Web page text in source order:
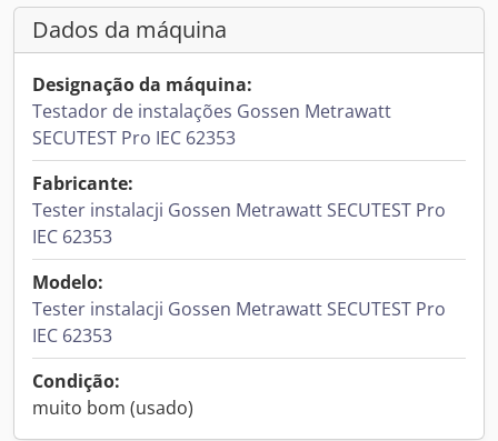
Dados da máquina
Designação da máquina:
Testador de instalações Gossen Metrawatt
SECUTEST Pro IEC 62353
Fabricante:
Tester instalacji Gossen Metrawatt SECUTEST Pro
IEC 62353
Modelo:
Tester instalacji Gossen Metrawatt SECUTEST Pro
IEC 62353
Condição:
muito bom (usado)